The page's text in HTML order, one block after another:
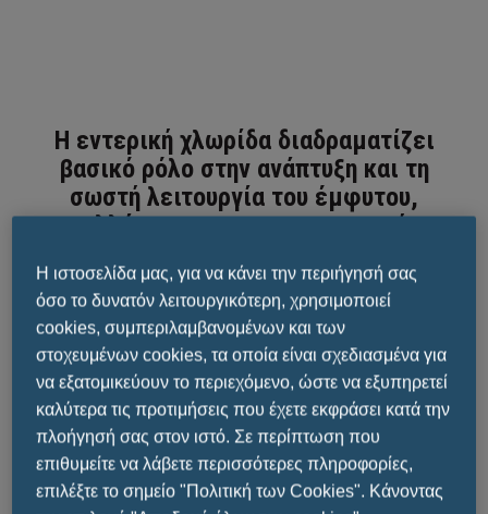
Η εντερική χλωρίδα διαδραματίζει
βασικό ρόλο στην ανάπτυξη και τη
σωστή λειτουργία του έμφυτου,
αλλά και του προσαρμοστικού
Διατροφικές επιλογές,έκθεση σε
αντιβιοτικάκαιλοιμώξεις μπορεί να
προκαλέσουνδυσβίωση , μια διαταραχή της
συμβίωσης μεταξύ εντερικής χλωρίδας και
ξενιστή,η οποία ευνοεί την εισβολή και
την ανάπτυξη παθογόνων ειδών εις
Η ιστοσελίδα μας, για να κάνει την περιήγησή σας
όσο το δυνατόν λειτουργικότερη, χρησιμοποιεί
cookies, συμπεριλαμβανομένων και των
στοχευμένων cookies, τα οποία είναι σχεδιασμένα για
να εξατομικεύουν το περιεχόμενο, ώστε να εξυπηρετεί
καλύτερα τις προτιμήσεις που έχετε εκφράσει κατά την
πλοήγησή σας στον ιστό. Σε περίπτωση που
επιθυμείτε να λάβετε περισσότερες πληροφορίες,
επιλέξτε το σημείο "Πολιτική των Cookies". Κάνοντας